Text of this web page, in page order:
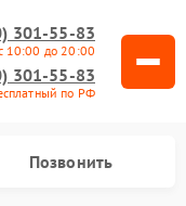
301-55-83
10:00 до 20:00
301-55-83
по РФ
Позвонить